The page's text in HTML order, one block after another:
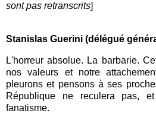
sont pas retranscrits]
Stanislas Guerini (délégué
L'horreur absolue. La barbarie.
nos valeurs et notre
pleurons et pensons à ses
République ne reculera pas,
fanatisme.